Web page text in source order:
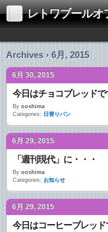
レトワブールオ
Archives › 6月, 2015
6月 30, 2015
今日はチョコブレッドで
By ooshima
Categories: 日替りパン
6月 29, 2015
「週刊現代」に・・・
By ooshima
Categories: お知らせ
6月 29, 2015
今日はコーヒーブレッ